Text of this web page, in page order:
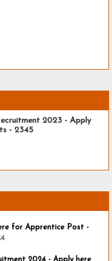
2023 - Apply
- 2345
for Apprentice Post -
2024 - Apply here